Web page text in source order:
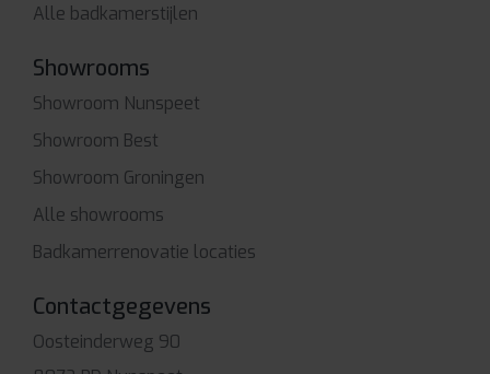
Alle badkamerstijlen
Showrooms
Showroom Nunspeet
Showroom Best
Showroom Groningen
Alle showrooms
Badkamerrenovatie locaties
Contactgegevens
Oosteinderweg 90